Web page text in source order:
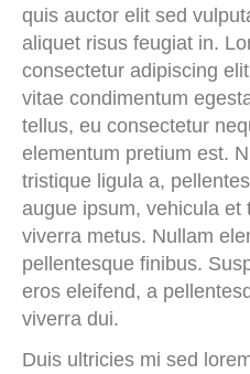
quis auctor elit sed
aliquet risus feugiat in.
consectetur adipiscing
vitae condimentum
tellus, eu consectetur
elementum pretium est.
tristique ligula a,
augue ipsum, vehicula et
viverra metus. Nullam
pellentesque finibus.
eros eleifend, a
viverra dui.
Duis ultricies mi sed